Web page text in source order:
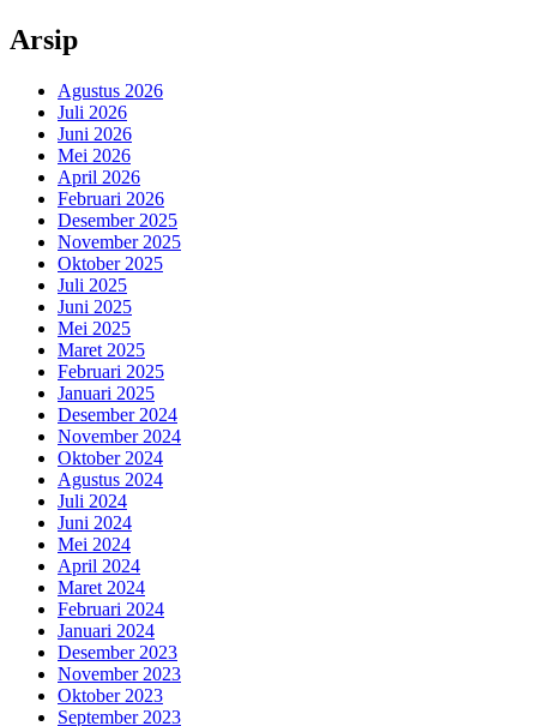
Arsip
Agustus 2026
Juli 2026
Juni 2026
Mei 2026
April 2026
Februari 2026
Desember 2025
November 2025
Oktober 2025
Juli 2025
Juni 2025
Mei 2025
Maret 2025
Februari 2025
Januari 2025
Desember 2024
November 2024
Oktober 2024
Agustus 2024
Juli 2024
Juni 2024
Mei 2024
April 2024
Maret 2024
Februari 2024
Januari 2024
Desember 2023
November 2023
Oktober 2023
September 2023